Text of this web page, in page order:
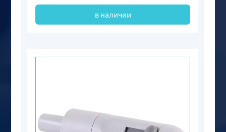
в наличии